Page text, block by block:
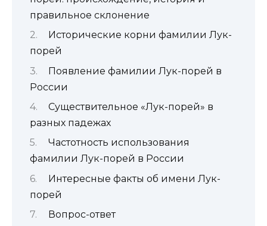
правильное склонение
Исторические корни фамилии Лук-
порей
Появление фамилии Лук-порей в
России
Существительное «Лук-порей» в
разных падежах
Частотность использования
фамилии Лук-порей в России
Интересные факты об имени Лук-
порей
Вопрос-ответ